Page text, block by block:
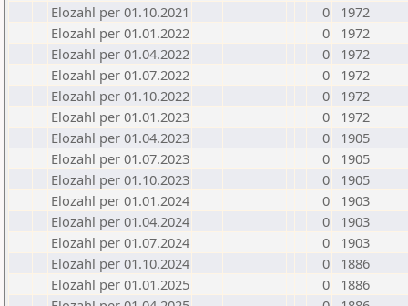
Elozahl per 01.10.2021
0
1972
Elozahl per 01.01.2022
0
1972
Elozahl per 01.04.2022
0
1972
Elozahl per 01.07.2022
0
1972
Elozahl per 01.10.2022
0
1972
Elozahl per 01.01.2023
0
1972
Elozahl per 01.04.2023
0
1905
Elozahl per 01.07.2023
0
1905
Elozahl per 01.10.2023
0
1905
Elozahl per 01.01.2024
0
1903
Elozahl per 01.04.2024
0
1903
Elozahl per 01.07.2024
0
1903
Elozahl per 01.10.2024
0
1886
Elozahl per 01.01.2025
0
1886